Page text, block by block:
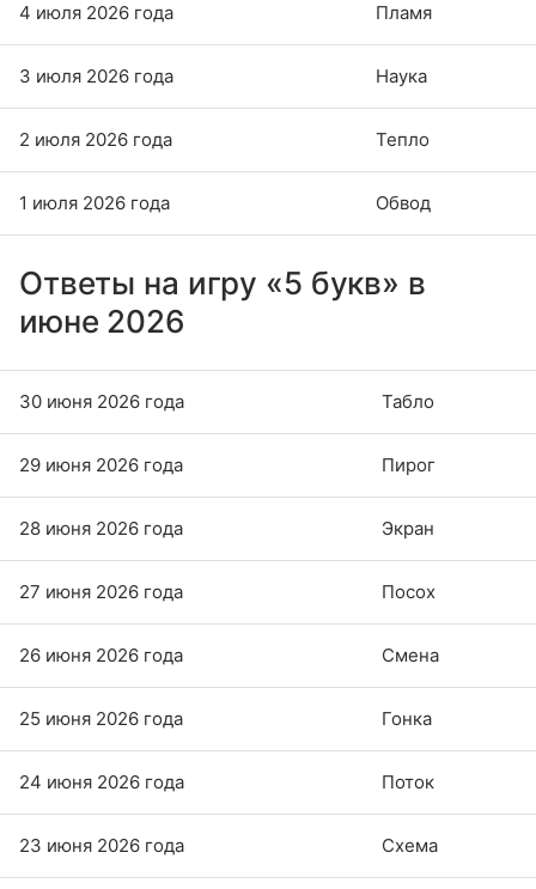
4 июля 2026 года Пламя
3 июля 2026 года Наука
2 июля 2026 года Тепло
1 июля 2026 года Обвод
Ответы на игру «5 букв» в
июне 2026
30 июня 2026 года Табло
29 июня 2026 года Пирог
28 июня 2026 года Экран
27 июня 2026 года Посох
26 июня 2026 года Смена
25 июня 2026 года Гонка
24 июня 2026 года Поток
23 июня 2026 года Схема